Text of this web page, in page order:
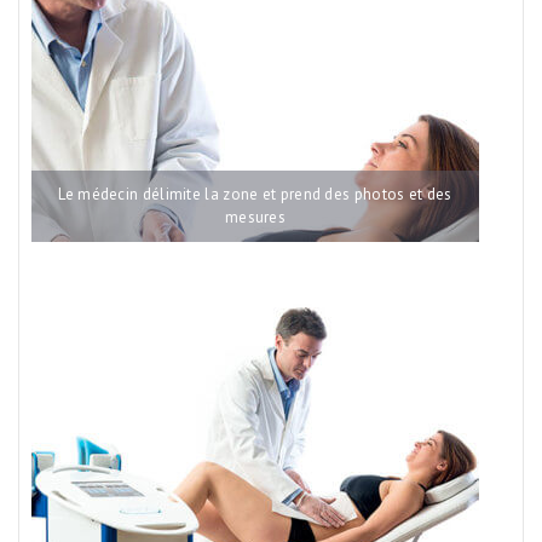
CABINET ET CLINIQUE
CHIRURGIE PLASTIQUE
MÉDECINE ESTHÉTIQUE
EPILATION DÉFINITIVE
LASER
CONTACT
Le médecin délimite la zone et prend des photos et des
mesures